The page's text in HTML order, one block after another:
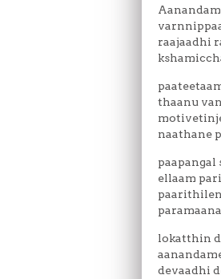
raajaadhi
thaanu
naathane
paapangal
ellaam
lokatthin
devaadhi